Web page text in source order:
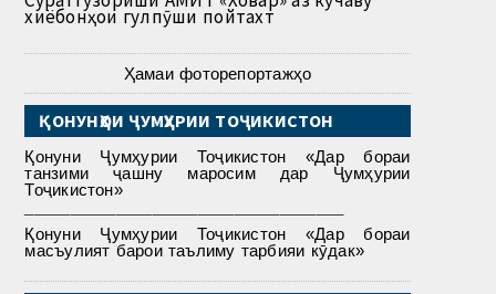
хиёбонҳои гулпӯши пойтахт
Ҳамаи фоторепортажҳо
ҚОНУНҲОИ ҶУМҲУРИИ ТОҶИКИСТОН
Қонуни Ҷумҳурии Тоҷикистон «Дар бораи
танзими ҷашну маросим дар Ҷумҳурии
Тоҷикистон»
Қонуни Ҷумҳурии Тоҷикистон «Дар бораи
масъулият барои таълиму тарбияи кӯдак»